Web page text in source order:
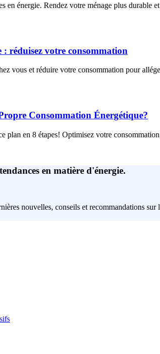
en énergie. Rendez votre ménage plus durable
: réduisez votre consommation
vous et réduire votre consommation pour
Consommation Énergétique?
plan en 8 étapes! Optimisez votre
en matière d'énergie.
nouvelles, conseils et recommandations